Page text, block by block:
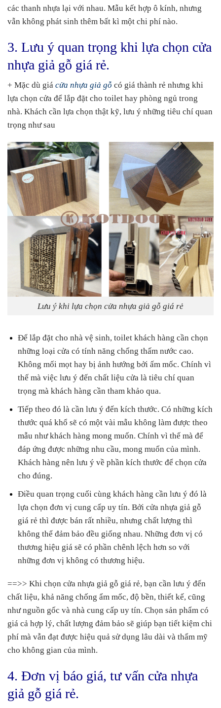
các thanh nhựa lại với nhau. Mẫu kết hợp ô kính, nhưng
vẫn không phát sinh thêm bất kì một chi phí nào.
3. Lưu ý quan trọng khi lựa chọn cửa
nhựa giả gỗ giá rẻ.
+ Mặc dù giá cửa nhựa giả gỗ có giá thành rẻ nhưng khi
lựa chọn cửa để lắp đặt cho toilet hay phòng ngủ trong
nhà. Khách cần lựa chọn thật kỹ, lưu ý những tiêu chí quan
trọng như sau
Lưu ý khi lựa chọn cửa nhựa giả gỗ giá rẻ
Để lắp đặt cho nhà vệ sinh, toilet khách hàng cần chọn
những loại cửa có tính năng chống thấm nước cao.
Không mối mọt hay bị ảnh hướng bởi ấm mốc. Chính vì
thế mà việc lưu ý đến chất liệu cửa là tiêu chí quan
trọng mà khách hàng cần tham khảo qua.
Tiếp theo đó là cần lưu ý đến kích thước. Có những kích
thước quá khổ sẽ có một vài mẫu không làm được theo
mẫu như khách hàng mong muốn. Chính vì thế mà để
đáp ứng được những nhu cầu, mong muốn của mình.
Khách hàng nên lưu ý về phần kích thước để chọn cửa
cho đúng.
Điều quan trọng cuối cùng khách hàng cần lưu ý đó là
lựa chọn đơn vị cung cấp uy tín. Bởi cửa nhựa giả gỗ
giá rẻ thì được bán rất nhiều, nhưng chất lượng thì
không thể đảm bảo đều giống nhau. Những đơn vị có
thương hiệu giá sẽ có phần chênh lệch hơn so với
những đơn vị không có thương hiệu.
==>> Khi chọn cửa nhựa giả gỗ giá rẻ, bạn cần lưu ý đến
chất liệu, khả năng chống ẩm mốc, độ bền, thiết kế, cũng
như nguồn gốc và nhà cung cấp uy tín. Chọn sản phẩm có
giá cả hợp lý, chất lượng đảm bảo sẽ giúp bạn tiết kiệm chi
phí mà vẫn đạt được hiệu quả sử dụng lâu dài và thẩm mỹ
cho không gian của mình.
4. Đơn vị báo giá, tư vấn cửa nhựa
giả gỗ giá rẻ.